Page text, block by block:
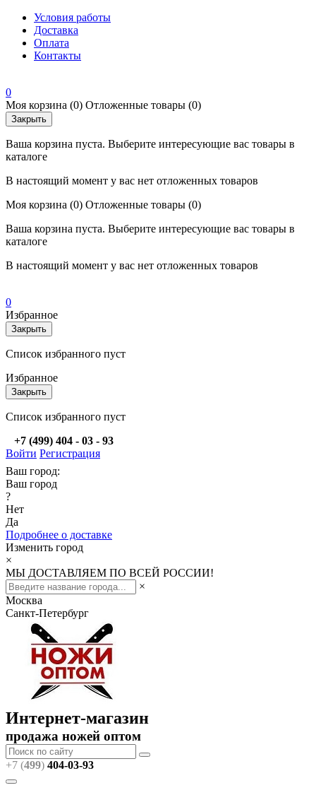
Условия работы
Доставка
Оплата
Контакты
0
Моя корзина (0) Отложенные товары (0)
Закрыть
Ваша корзина пуста. Выберите интересующие вас товары в
каталоге
В настоящий момент у вас нет отложенных товаров
Моя корзина (0) Отложенные товары (0)
Ваша корзина пуста. Выберите интересующие вас товары в
каталоге
В настоящий момент у вас нет отложенных товаров
0
Избранное
Закрыть
Список избранного пуст
Избранное
Закрыть
Список избранного пуст
+7 (499) 404 - 03 - 93
Войти Регистрация
Ваш город:
Ваш город
?
Нет
Да
Подробнее о доставке
Изменить город
×
МЫ ДОСТАВЛЯЕМ ПО ВСЕЙ РОССИИ!
×
Москва
Санкт-Петербург
Интернет-магазин
продажа ножей оптом
+7 (499) 404-03-93